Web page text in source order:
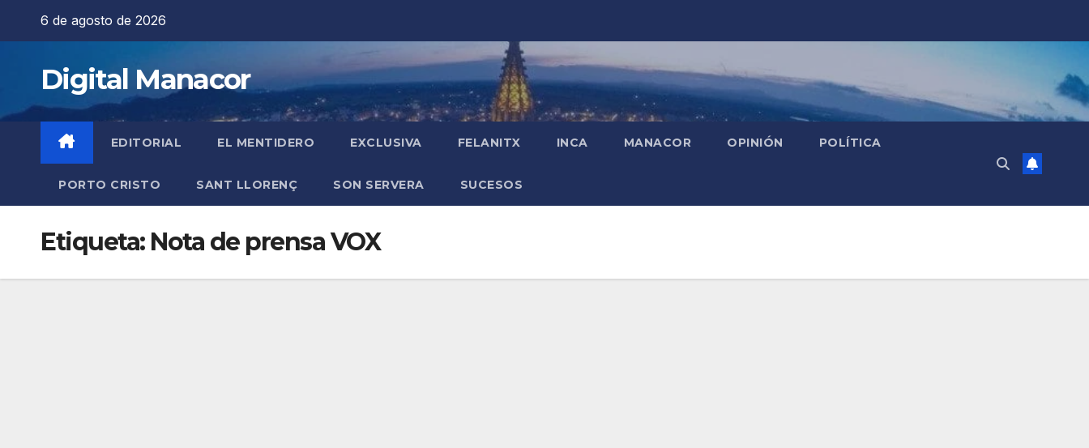
6 de agosto de 2026
Digital Manacor
EDITORIAL EL MENTIDERO EXCLUSIVA FELANITX INCA MANACOR OPINIÓN POLÍTICA
PORTO CRISTO SANT LLORENÇ SON SERVERA SUCESOS
Etiqueta: Nota de prensa VOX